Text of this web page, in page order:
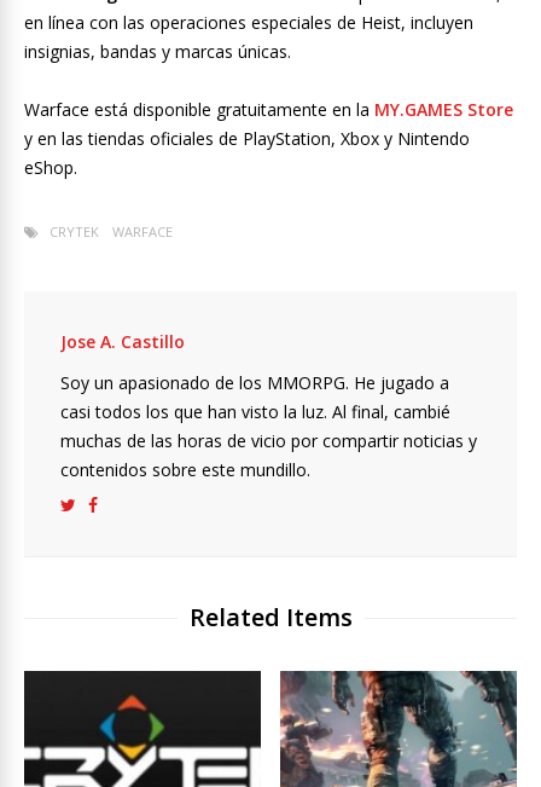
en línea con las operaciones especiales de Heist, incluyen
insignias, bandas y marcas únicas.
Warface está disponible gratuitamente en la MY.GAMES Store
y en las tiendas oficiales de PlayStation, Xbox y Nintendo
eShop.
CRYTEK WARFACE
Jose A. Castillo
Soy un apasionado de los MMORPG. He jugado a
casi todos los que han visto la luz. Al final, cambié
muchas de las horas de vicio por compartir noticias y
contenidos sobre este mundillo.
Related Items